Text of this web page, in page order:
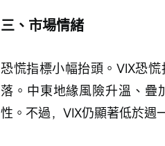
三、市場情緒
恐慌指標小幅抬頭。VIX恐
落。中東地緣風險升溫、疊
性。不過，VIX仍顯著低於週